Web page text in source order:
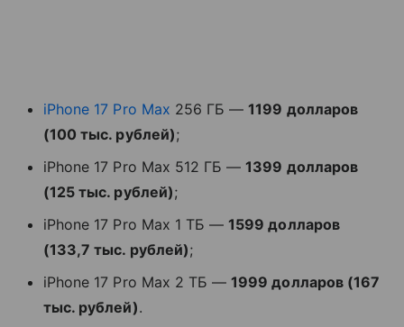
iPhone 17 Pro Max 256 ГБ —1199 долларов
(100 тыс. рублей);
iPhone 17 Pro Max 512 ГБ —1399 долларов
(125 тыс. рублей);
iPhone 17 Pro Max 1 ТБ —1599 долларов
(133,7 тыс. рублей);
iPhone 17 Pro Max 2 ТБ —1999 долларов (167
тыс. рублей).